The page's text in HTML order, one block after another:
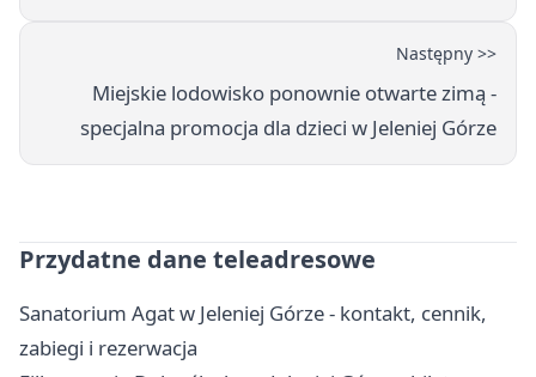
Następny >>
Miejskie lodowisko ponownie otwarte zimą -
specjalna promocja dla dzieci w Jeleniej Górze
Przydatne dane teleadresowe
Sanatorium Agat w Jeleniej Górze - kontakt, cennik,
zabiegi i rezerwacja